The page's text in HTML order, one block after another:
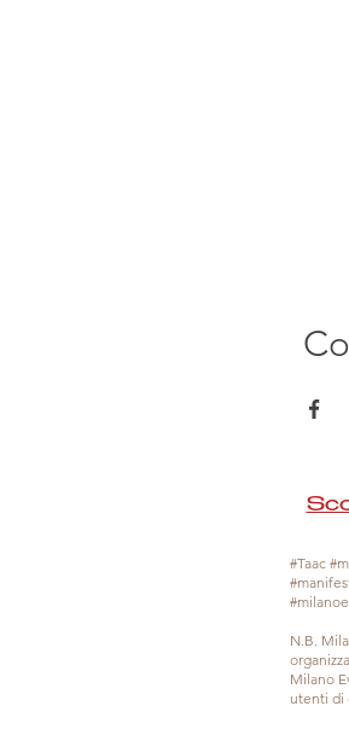
#Taac
N.B.
Milano
utenti di